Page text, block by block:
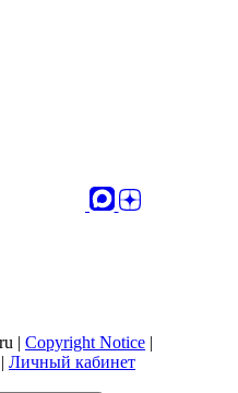
| Copyright Notice |
| Личный кабинет